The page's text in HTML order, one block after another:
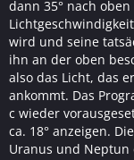
dann 35° nach
wird und seine
ihn an der oben
also das Licht, das
ankommt. Das
c wieder
ca. 18° anzeigen.
Uranus und Neptun